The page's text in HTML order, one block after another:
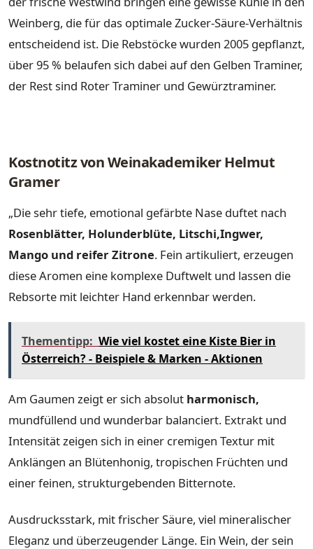
Weinberg, die für das optimale Zucker-Säure-Verhältnis
entscheidend ist. Die Rebstöcke wurden 2005 gepflanzt,
über 95 % belaufen sich dabei auf den Gelben Traminer,
der Rest sind Roter Traminer und Gewürztraminer.
Kostnotitz von Weinakademiker Helmut
Gramer
„Die sehr tiefe, emotional gefärbte Nase duftet nach
Rosenblätter, Holunderblüte, Litschi,Ingwer,
Mango und reifer Zitrone. Fein artikuliert, erzeugen
diese Aromen eine komplexe Duftwelt und lassen die
Rebsorte mit leichter Hand erkennbar werden.
Thementipp: Wie viel kostet eine Kiste Bier in
Österreich? - Beispiele & Marken - Aktionen
Am Gaumen zeigt er sich absolut harmonisch,
mundfüllend und wunderbar balanciert. Extrakt und
Intensität zeigen sich in einer cremigen Textur mit
Anklängen an Blütenhonig, tropischen Früchten und
einer feinen, strukturgebenden Bitternote.
Ausdrucksstark, mit frischer Säure, viel mineralischer
Eleganz und überzeugender Länge. Ein Wein, der sein